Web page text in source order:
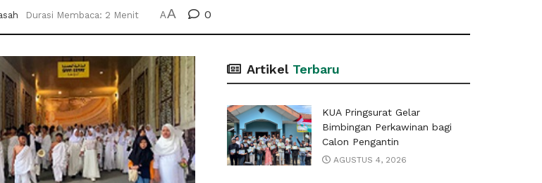
Durasi Membaca: 2 Menit AA 0
Artikel Terbaru
KUA Pringsurat Gelar
Bimbingan Perkawinan bagi
Calon Pengantin
AGUSTUS 4, 2026